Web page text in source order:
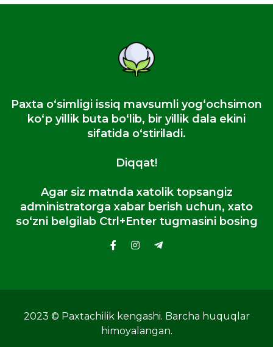
Paxta oʻsimligi issiq mavsumli yogʻochsimon
koʻp yillik buta boʻlib, bir yillik dala ekini
sifatida oʻstiriladi.
Diqqat!
Agar siz matnda xatolik topsangiz
administratorga xabar berish uchun, xato
so‘zni belgilab Ctrl+Enter tugmasini bosing
2023 © Paxtachilik kengashi. Barcha huquqlar
himoyalangan.